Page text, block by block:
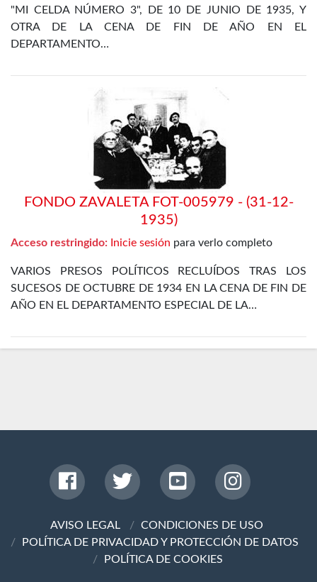
"MI CELDA NÚMERO 3", DE 10 DE JUNIO DE 1935, Y
OTRA DE LA CENA DE FIN DE AÑO EN EL
DEPARTAMENTO…
FONDO ZAVALETA FOT-005979 - (31-12-
1935)
Acceso restringido: Inicie sesión para verlo completo
VARIOS PRESOS POLÍTICOS RECLUÍDOS TRAS LOS
SUCESOS DE OCTUBRE DE 1934 EN LA CENA DE FIN DE
AÑO EN EL DEPARTAMENTO ESPECIAL DE LA…
AVISO LEGAL
CONDICIONES DE USO
POLÍTICA DE PRIVACIDAD Y PROTECCIÓN DE DATOS
POLÍTICA DE COOKIES